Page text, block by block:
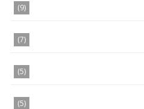
(9)
(7)
(5)
(5)